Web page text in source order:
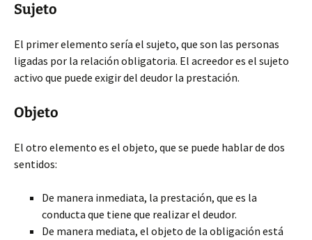
Sujeto
El primer elemento sería el sujeto, que son las personas
ligadas por la relación obligatoria. El acreedor es el sujeto
activo que puede exigir del deudor la prestación.
Objeto
El otro elemento es el objeto, que se puede hablar de dos
sentidos:
De manera inmediata, la prestación, que es la
conducta que tiene que realizar el deudor.
De manera mediata, el objeto de la obligación está